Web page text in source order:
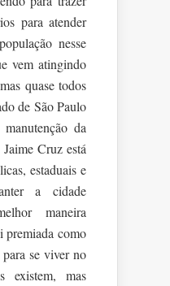
para atender
nesse
vem atingindo
quase todos
de São Paulo
da
Cruz está
estaduais e
a cidade
maneira
premiada como
se viver no
existem, mas